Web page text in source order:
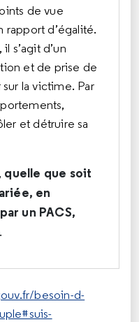
de vue
rapport d’égalité.
s’agit d’un
et de prise de
la victime. Par
et détruire sa
quelle que soit
en
un PACS,
.
besoin-d-